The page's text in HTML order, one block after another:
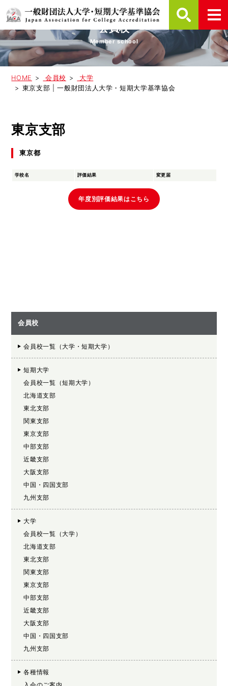
会員校
Member school
HOME 会員校
大学
東京支部 | 一般財団法人大学・短期大学基準協会
東京支部
東京都
学校名 評価結果 変更届
年度別評価結果はこちら
会員校
会員校一覧（大学・短期大学）
短期大学
会員校一覧（短期大学）
北海道支部
東北支部
関東支部
東京支部
中部支部
近畿支部
大阪支部
中国・四国支部
九州支部
大学
会員校一覧（大学）
北海道支部
東北支部
関東支部
東京支部
中部支部
近畿支部
大阪支部
中国・四国支部
九州支部
各種情報